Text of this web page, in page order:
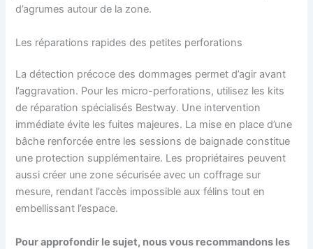
d’agrumes autour de la zone.
Les réparations rapides des petites perforations
La détection précoce des dommages permet d’agir avant
l’aggravation. Pour les micro-perforations, utilisez les kits
de réparation spécialisés Bestway. Une intervention
immédiate évite les fuites majeures. La mise en place d’une
bâche renforcée entre les sessions de baignade constitue
une protection supplémentaire. Les propriétaires peuvent
aussi créer une zone sécurisée avec un coffrage sur
mesure, rendant l’accès impossible aux félins tout en
embellissant l’espace.
Pour approfondir le sujet, nous vous recommandons les